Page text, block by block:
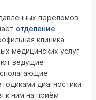
переломов
отделение
клиника
медицинских услуг
ведущие
диагностики
к ним на приём